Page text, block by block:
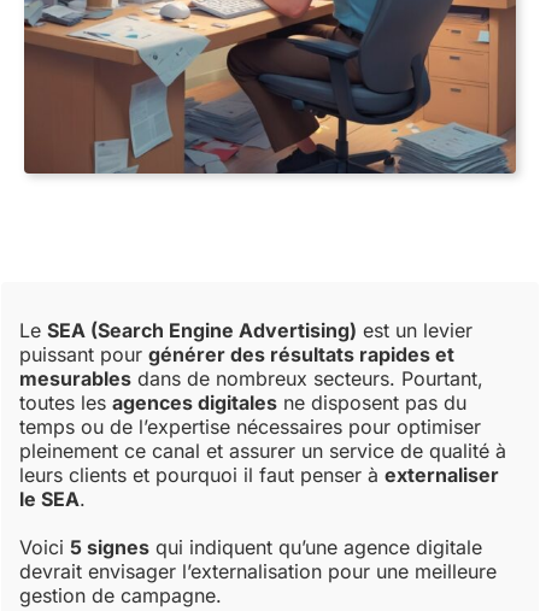
LeSEA (Search Engine Advertising) est un levier
puissant pourgénérer des résultats rapides et
mesurables dans de nombreux secteurs. Pourtant,
toutes lesagences digitales ne disposent pas du
temps ou de l’expertise nécessaires pour optimiser
pleinement ce canal et assurer un service de qualité à
leurs clients et pourquoi il faut penser àexternaliser
le SEA.
Voici5 signes qui indiquent qu’une agence digitale
devrait envisager l’externalisation pour une meilleure
gestion de campagne.